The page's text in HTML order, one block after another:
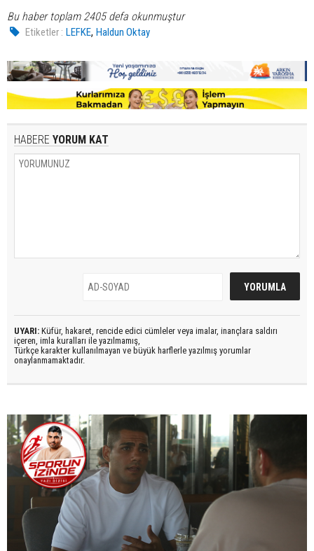
Bu haber toplam 2405 defa okunmuştur
Etiketler : LEFKE,Haldun Oktay
HABERE YORUM KAT
UYARI: Küfür, hakaret, rencide edici cümleler veya imalar, inançlara saldırı
içeren, imla kuralları ile yazılmamış,
Türkçe karakter kullanılmayan ve büyük harflerle yazılmış yorumlar
onaylanmamaktadır.